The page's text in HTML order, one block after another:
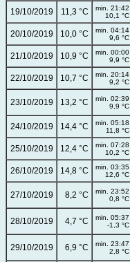
19/10/2019 11,3 °C
min. 21:42
10,1 °C
20/10/2019 10,0 °C
min. 04:14
9,6 °C
21/10/2019 10,9 °C
min. 00:00
9,9 °C
22/10/2019 10,7 °C
min. 20:14
9,2 °C
23/10/2019 13,2 °C
min. 02:39
9,9 °C
24/10/2019 14,4 °C
min. 05:18
11,8 °C
25/10/2019 12,4 °C
min. 07:28
10,2 °C
26/10/2019 14,8 °C
min. 03:35
12,6 °C
27/10/2019 8,2 °C
min. 23:52
0,8 °C
28/10/2019 4,7 °C
min. 05:37
-1,3 °C
29/10/2019 6,9 °C
min. 23:47
2,8 °C